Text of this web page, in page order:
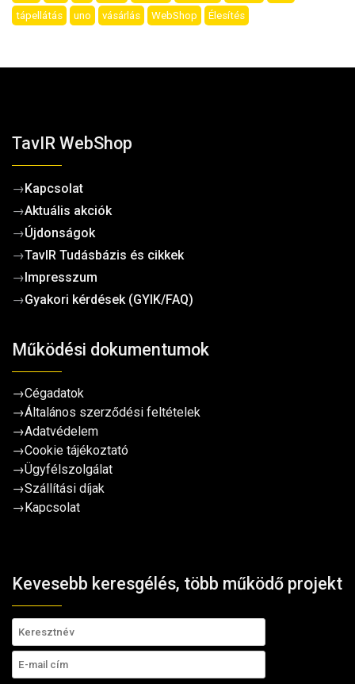
tápellátás
uno vásárlás WebShop Élesítés
TavIR WebShop
→Kapcsolat
→Aktuális akciók
→Újdonságok
→TavIR Tudásbázis és cikkek
→Impresszum
→Gyakori kérdések (GYIK/FAQ)
Működési dokumentumok
→Cégadatok
→Általános szerződési feltételek
→Adatvédelem
→Cookie tájékoztató
→Ügyfélszolgálat
→Szállítási díjak
→Kapcsolat
Kevesebb keresgélés, több működő projekt